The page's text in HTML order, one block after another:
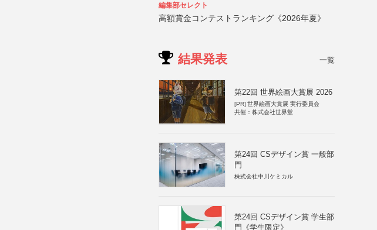
編集部セレクト
高額賞金コンテストランキング《2026年夏》
結果発表 一覧
第22回 世界絵画大賞展 2026
[PR] 世界絵画大賞展 実行委員会
共催：株式会社世界堂
第24回 CSデザイン賞 一般部
門
株式会社中川ケミカル
第24回 CSデザイン賞 学生部
門《学生限定》